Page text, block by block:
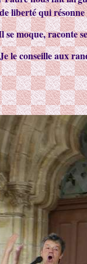
liberté qui résonne
moque, raconte
le conseille aux